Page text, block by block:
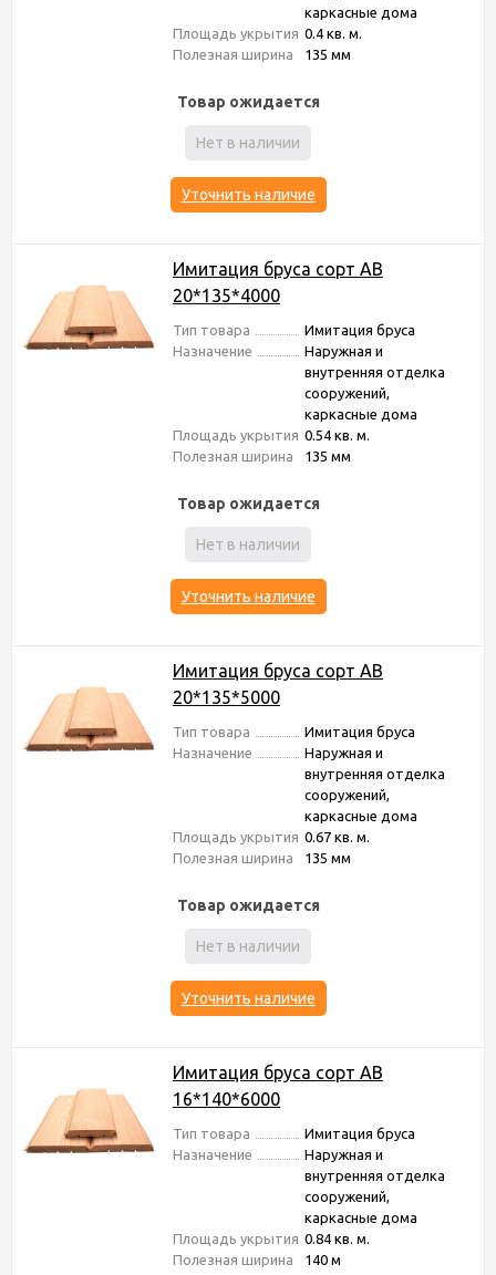
каркасные дома
Площадь укрытия 0.4 кв. м.
Полезная ширина
135 мм
Товар ожидается
Нет в наличии
Уточнить наличие
Имитация бруса сорт АВ
20*135*4000
Тип товара
Имитация бруса
Назначение
Наружная и
внутренняя отделка
сооружений,
каркасные дома
Площадь укрытия 0.54 кв. м.
Полезная ширина
135 мм
Товар ожидается
Нет в наличии
Уточнить наличие
Имитация бруса сорт АВ
20*135*5000
Тип товара
Имитация бруса
Назначение
Наружная и
внутренняя отделка
сооружений,
каркасные дома
Площадь укрытия 0.67 кв. м.
Полезная ширина
135 мм
Товар ожидается
Нет в наличии
Уточнить наличие
Имитация бруса сорт АВ
16*140*6000
Тип товара
Имитация бруса
Назначение
Наружная и
внутренняя отделка
сооружений,
каркасные дома
Площадь укрытия 0.84 кв. м.
Полезная ширина
140 м